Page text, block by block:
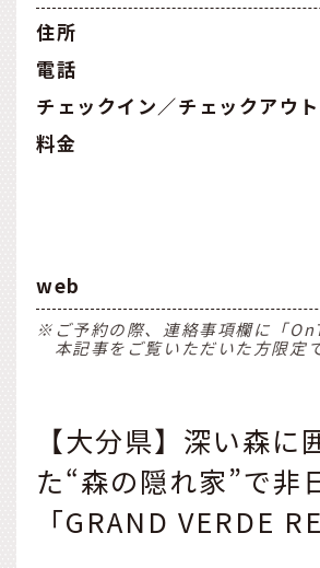
住所
電話
チェックイン／チェックアウト
料金
web
※ご予約の際、連絡事項欄に「
本記事をご覧いただいた方限定
【大分県】深い森に
た“森の隠れ家”で非
「GRAND VERDE